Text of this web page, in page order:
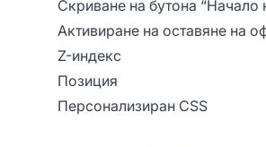
Скриване на бутона “Начало
Активиране на оставяне на
Z-индекс
Позиция
Персонализиран CSS